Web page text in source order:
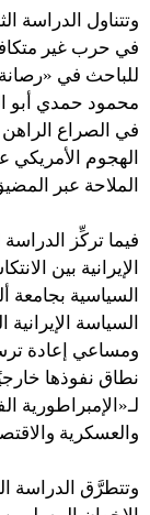
وتتناول الدراسة
في حرب غير
للباحث في
محمود حمدي أبو
في الصراع الراهن
الهجوم
الملاحة عبر
فيما تركِّز الدراسة
الإيرانية بين
السياسية بجامعة
السياسة الإيرانية
ومساعي إعادة
نطاق نفوذها
لـ«الإمبراطورية
والعسكرية
وتتطرَّق الدراسة